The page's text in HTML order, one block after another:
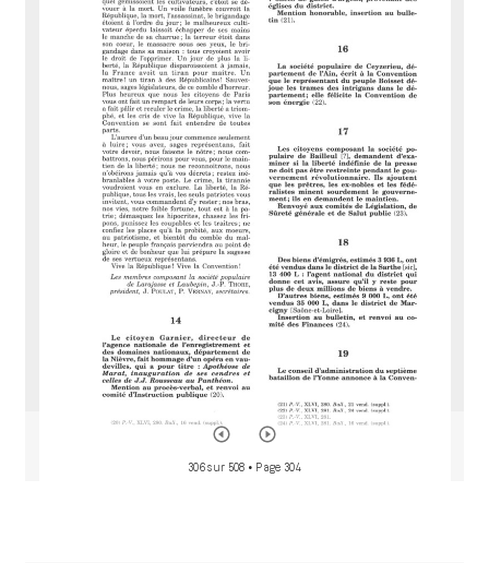
306 sur 508 • Page 304